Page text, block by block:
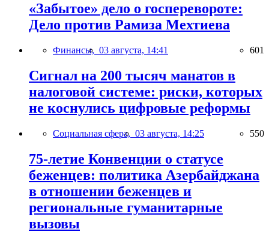
«Забытое» дело о госперевороте:
Дело против Рамиза Мехтиева
Финансы, 03 августа, 14:41 601
Сигнал на 200 тысяч манатов в
налоговой системе: риски, которых
не коснулись цифровые реформы
Социальная сфера, 03 августа, 14:25 550
75-летие Конвенции о статусе
беженцев: политика Азербайджана
в отношении беженцев и
региональные гуманитарные
вызовы